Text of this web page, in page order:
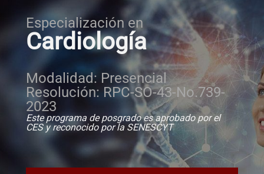
Especialización en
Cardiología
Modalidad: Presencial
Resolución: RPC-SO-43-No.739-
2023
Este programa de posgrado es aprobado por el
CES y reconocido por la SENESCYT